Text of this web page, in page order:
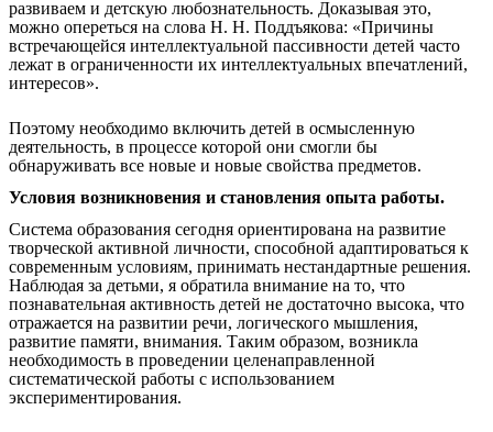
развиваем и детскую любознательность. Доказывая это,
можно опереться на слова Н. Н. Поддъякова: «Причины
встречающейся интеллектуальной пассивности детей часто
лежат в ограниченности их интеллектуальных впечатлений,
интересов».
Поэтому необходимо включить детей в осмысленную
деятельность, в процессе которой они смогли бы
обнаруживать все новые и новые свойства предметов.
Условия возникновения и становления опыта работы.
Система образования сегодня ориентирована на развитие
творческой активной личности, способной адаптироваться к
современным условиям, принимать нестандартные решения.
Наблюдая за детьми, я обратила внимание на то, что
познавательная активность детей не достаточно высока, что
отражается на развитии речи, логического мышления,
развитие памяти, внимания. Таким образом, возникла
необходимость в проведении целенаправленной
систематической работы с использованием
экспериментирования.